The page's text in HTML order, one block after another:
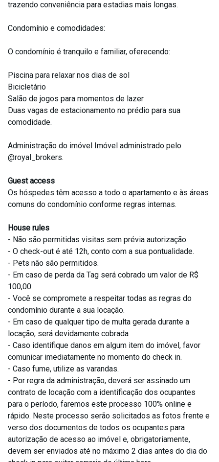
trazendo conveniência para estadias mais longas.
Condomínio e comodidades:
O condomínio é tranquilo e familiar, oferecendo:
Piscina para relaxar nos dias de sol
Bicicletário
Salão de jogos para momentos de lazer
Duas vagas de estacionamento no prédio para sua
comodidade.
Administração do imóvel Imóvel administrado pelo
@royal_brokers.
Guest access
Os hóspedes têm acesso a todo o apartamento e às áreas
comuns do condomínio conforme regras internas.
House rules
- Não são permitidas visitas sem prévia autorização.
- O check-out é até 12h, conto com a sua pontualidade.
- Pets não são permitidos.
- Em caso de perda da Tag será cobrado um valor de R$
100,00
- Você se compromete a respeitar todas as regras do
condomínio durante a sua locação.
- Em caso de qualquer tipo de multa gerada durante a
locação, será devidamente cobrada
- Caso identifique danos em algum item do imóvel, favor
comunicar imediatamente no momento do check in.
- Caso fume, utilize as varandas.
- Por regra da administração, deverá ser assinado um
contrato de locação com a identificação dos ocupantes
para o período, faremos este processo 100% online e
rápido. Neste processo serão solicitados as fotos frente e
verso dos documentos de todos os ocupantes para
autorização de acesso ao imóvel e, obrigatoriamente,
devem ser enviados até no máximo 2 dias antes do dia do